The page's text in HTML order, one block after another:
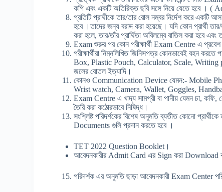
কপি এবং একটি অতিরিক্ত ছবি সঙ্গে নিয়ে যেতে হবে । (
প্রতিটি প্রার্থীকে তার/তার রোল নম্বর নির্দেশ করে একটি
হবে ।তাদের জন্য বরাদ্দ করা হয়েছে। যদি কোন প্রার্থী
করা হলে, তার/তাঁর প্রার্থিতা অবিলম্বে বাতিল করা হবে
Exam শুরুর পর কোন পরীক্ষার্থী Exam Centre এ প্রবেশ
পরীক্ষার্থীরা নিম্নলিখিত জিনিসপত্র কোনভাবেই বহন
Box, Plastic Pouch, Calculator, Scale, Writing
জলের বোতল ইত্যাদি।
কোনও Communication Device যেমন:- Mobile
Wrist watch, Camera, Wallet, Goggles,
Exam Centre এ খাদ্য সামগ্রী বা পানীয় যেমন চা,
তৈরি করা কঠোরভাবে নিষিদ্ধ।
সংশ্লিষ্ট পরিদর্শকের বিশেষ অনুমতি ব্যতীত কোনো
Documents গুলি প্রদান করতে হবে ।
TET 2022 Question Booklet।
আবেদনকারীর Admit Card এর Sign করা Download
15. পরিদর্শক এর অনুমতি ছাড়া আবেদনকারী Exam Center